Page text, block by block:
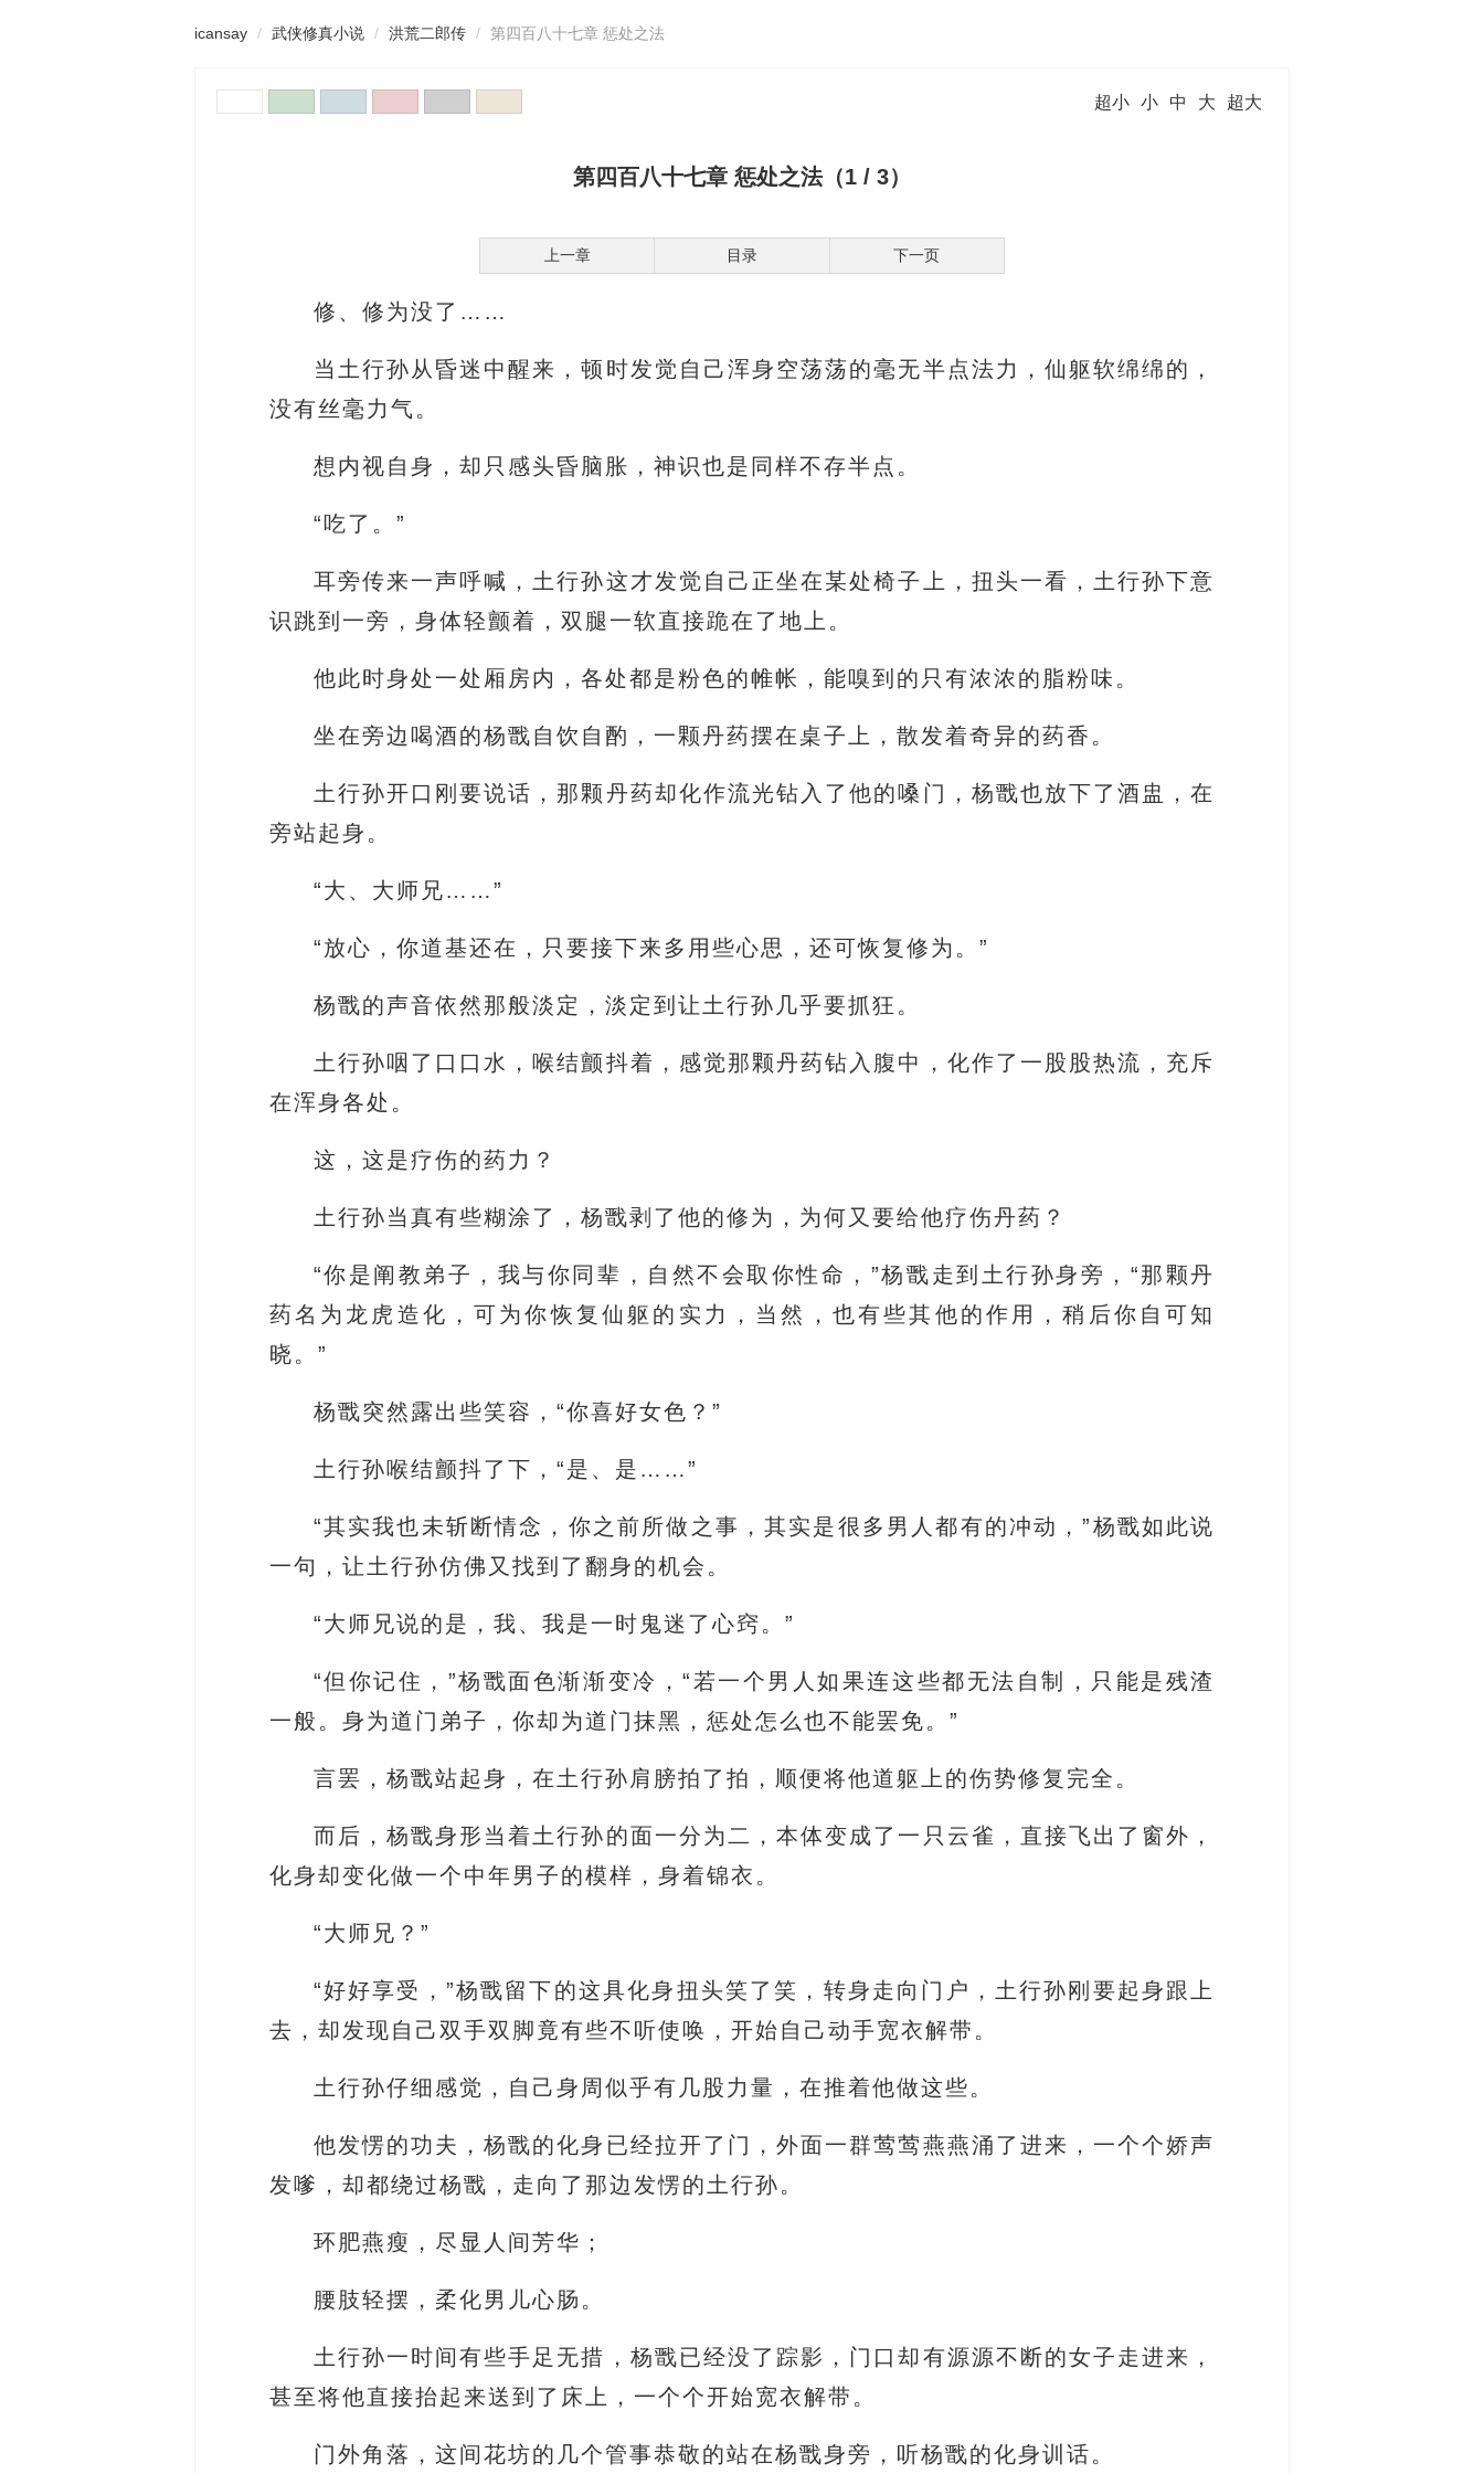
icansay 武侠修真小说 洪荒二郎传 第四百八十七章 惩处之法
超小 小 中 大 超大
第四百八十七章 惩处之法（1 / 3）
上一章 目录 下一页
修、修为没了……
当土行孙从昏迷中醒来，顿时发觉自己浑身空荡荡的毫无半点法力，仙躯软绵绵的，
没有丝毫力气。
想内视自身，却只感头昏脑胀，神识也是同样不存半点。
“吃了。”
耳旁传来一声呼喊，土行孙这才发觉自己正坐在某处椅子上，扭头一看，土行孙下意
识跳到一旁，身体轻颤着，双腿一软直接跪在了地上。
他此时身处一处厢房内，各处都是粉色的帷帐，能嗅到的只有浓浓的脂粉味。
坐在旁边喝酒的杨戬自饮自酌，一颗丹药摆在桌子上，散发着奇异的药香。
土行孙开口刚要说话，那颗丹药却化作流光钻入了他的嗓门，杨戬也放下了酒盅，在
旁站起身。
“大、大师兄……”
“放心，你道基还在，只要接下来多用些心思，还可恢复修为。”
杨戬的声音依然那般淡定，淡定到让土行孙几乎要抓狂。
土行孙咽了口口水，喉结颤抖着，感觉那颗丹药钻入腹中，化作了一股股热流，充斥
在浑身各处。
这，这是疗伤的药力？
土行孙当真有些糊涂了，杨戬剥了他的修为，为何又要给他疗伤丹药？
“你是阐教弟子，我与你同辈，自然不会取你性命，”杨戬走到土行孙身旁，“那颗丹
药名为龙虎造化，可为你恢复仙躯的实力，当然，也有些其他的作用，稍后你自可知
晓。”
杨戬突然露出些笑容，“你喜好女色？”
土行孙喉结颤抖了下，“是、是……”
“其实我也未斩断情念，你之前所做之事，其实是很多男人都有的冲动，”杨戬如此说
一句，让土行孙仿佛又找到了翻身的机会。
“大师兄说的是，我、我是一时鬼迷了心窍。”
“但你记住，”杨戬面色渐渐变冷，“若一个男人如果连这些都无法自制，只能是残渣
一般。身为道门弟子，你却为道门抹黑，惩处怎么也不能罢免。”
言罢，杨戬站起身，在土行孙肩膀拍了拍，顺便将他道躯上的伤势修复完全。
而后，杨戬身形当着土行孙的面一分为二，本体变成了一只云雀，直接飞出了窗外，
化身却变化做一个中年男子的模样，身着锦衣。
“大师兄？”
“好好享受，”杨戬留下的这具化身扭头笑了笑，转身走向门户，土行孙刚要起身跟上
去，却发现自己双手双脚竟有些不听使唤，开始自己动手宽衣解带。
土行孙仔细感觉，自己身周似乎有几股力量，在推着他做这些。
他发愣的功夫，杨戬的化身已经拉开了门，外面一群莺莺燕燕涌了进来，一个个娇声
发嗲，却都绕过杨戬，走向了那边发愣的土行孙。
环肥燕瘦，尽显人间芳华；
腰肢轻摆，柔化男儿心肠。
土行孙一时间有些手足无措，杨戬已经没了踪影，门口却有源源不断的女子走进来，
甚至将他直接抬起来送到了床上，一个个开始宽衣解带。
门外角落，这间花坊的几个管事恭敬的站在杨戬身旁，听杨戬的化身训话。